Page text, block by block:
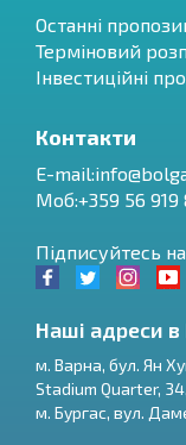
Останні
Терміновий
Інвестиційні
Контакти
E-mail:
Моб:+359 56 919
Підписуйтесь
Наші адреси в
м. Варна, бул. Ян
Stadium Quarter, 34,
м. Бургас, вул.